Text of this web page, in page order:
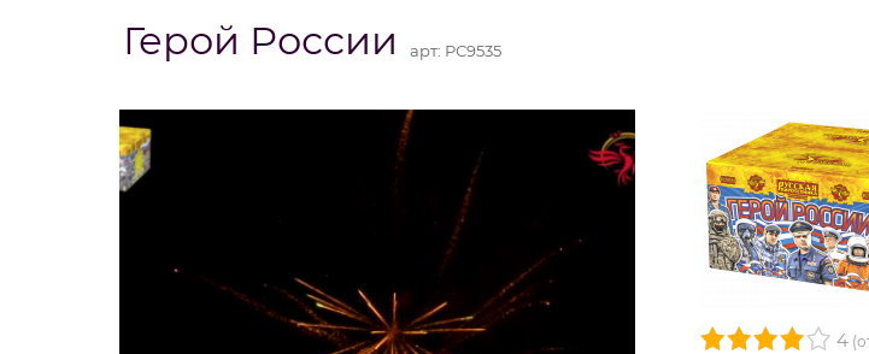
Герой России арт: РС9535
4